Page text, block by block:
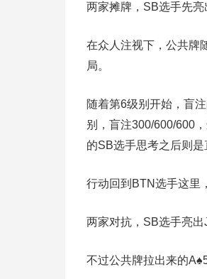
两家摊牌，SB选手先
在众人注视下，公共牌
局。
随着第6级别开始，盲
别，盲注300/600/600
的SB选手思考之后则
行动回到BTN选手这里
两家对抗，SB选手亮
不过公共牌拉出来的